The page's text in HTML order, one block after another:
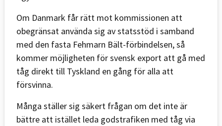
Om Danmark får rätt mot kommissionen att
obegränsat använda sig av statsstöd i samband
med den fasta Fehmarn Bält-förbindelsen, så
kommer möjligheten för svensk export att gå med
tåg direkt till Tyskland en gång för alla att
försvinna.
Många ställer sig säkert frågan om det inte är
bättre att istället leda godstrafiken med tåg via